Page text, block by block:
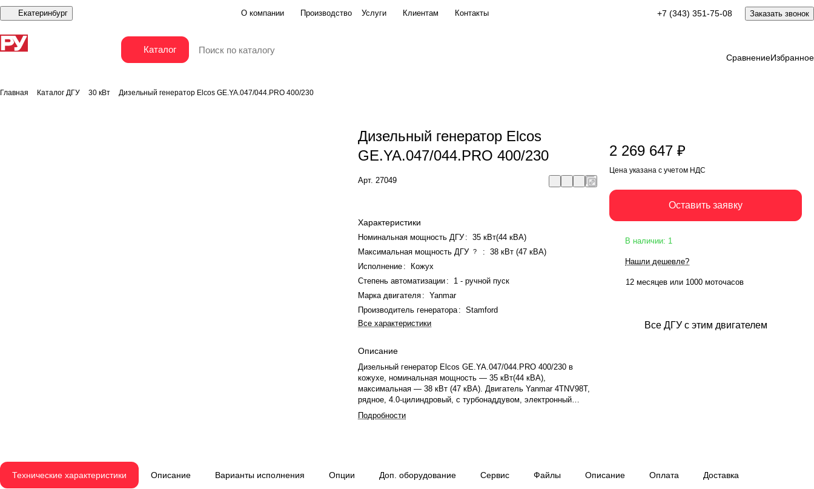
Екатеринбург О компании Производство Услуги Клиентам Контакты +7 (343) 351-75-08 Заказать звонок
Каталог
СравнениеИзбранное
Главная Каталог ДГУ 30 кВт Дизельный генератор Elcos GE.YA.047/044.PRO 400/230
Дизельный генератор Elcos
GE.YA.047/044.PRO 400/230
Арт.27049
Дизельный генератор Elcos GE.YA.047/044.PRO 400/230 Оставить заявку
Характеристики
Номинальная мощность ДГУ:
35 кВт(44 кВА)
Максимальная мощность ДГУ ? :
38 кВт (47 кВА)
Исполнение :
Кожух
Степень автоматизации :
1 - ручной пуск
Марка двигателя :
Yanmar
Производитель генератора:
Stamford
Все характеристики
Описание
Дизельный генератор Elcos GE.YA.047/044.PRO 400/230 в
кожухе, номинальная мощность — 35 кВт(44 кВА),
максимальная — 38 кВт (47 кВА). Двигатель Yanmar 4TNV98T,
рядное, 4.0-цилиндровый, с турбонаддувом, электронный
регулятором оборотов. Система охлаждения — жидкостная.
Частота вращения — 1500 об/мин. Генератор синхронный, 3-
мм. Производство: Италия, гарантия — 12 месяцев или 1000
Подробности
2 269 647 ₽
Цена указана с учетом НДС
Оставить заявку
В наличии: 1
Нашли дешевле?
12 месяцев или 1000 моточасов
Все ДГУ с этим двигателем
Технические характеристики Описание Варианты исполнения Опции Доп. оборудование Сервис Файлы Описание Оплата Доставка